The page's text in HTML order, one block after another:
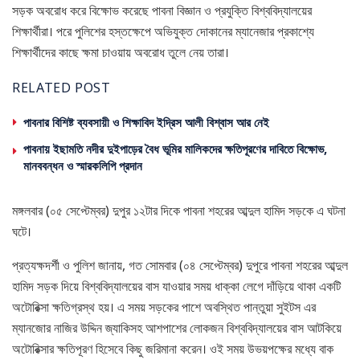
সড়ক অবরোধ করে বিক্ষোভ করেছে পাবনা বিজ্ঞান ও প্রযুক্তি বিশ্ববিদ্যালয়ের
শিক্ষার্থীরা। পরে পুলিশের হস্তক্ষেপে অভিযুক্ত দোকানের ম্যানেজার প্রকাশ্যে
শিক্ষার্থীদের কাছে ক্ষমা চাওয়ায় অবরোধ তুলে নেয় তারা।
RELATED POST
পাবনার বিশিষ্ট ব্যবসায়ী ও শিক্ষাবিদ ইদ্রিস আলী বিশ্বাস আর নেই
পাবনায় ইছামতি নদীর দুইপাড়ের বৈধ ভূমির মালিকদের ক্ষতিপূরণের দাবিতে বিক্ষোভ,
মানববন্ধন ও স্মারকলিপি প্রদান
মঙ্গলবার (০৫ সেপ্টেম্বর) দুপুর ১২টার দিকে পাবনা শহরের আব্দুল হামিদ সড়কে এ ঘটনা
ঘটে।
প্রত্যক্ষদর্শী ও পুলিশ জানায়, গত সোমবার (০৪ সেপ্টেম্বর) দুপুরে পাবনা শহরের আব্দুল
হামিদ সড়ক দিয়ে বিশ্ববিদ্যালয়ের বাস যাওয়ার সময় ধাক্কা লেগে দাঁড়িয়ে থাকা একটি
অটোরিক্সা ক্ষতিগ্রস্থ হয়। এ সময় সড়কের পাশে অবস্থিত পান্তুয়া সুইটস এর
ম্যানজোর নাজির উদ্দিন জ্যাকিসহ আশপাশের লোকজন বিশ্ববিদ্যালয়ের বাস আটকিয়ে
অটোরিক্সার ক্ষতিপূরণ হিসেবে কিছু জরিমানা করেন। ওই সময় উভয়পক্ষের মধ্যে বাক